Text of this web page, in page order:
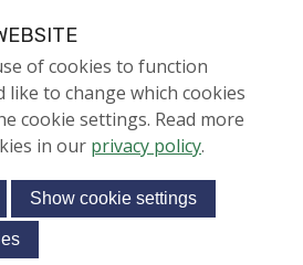
Menu
NIEUWS
NAPNIEUWS
Aanmelden voor de
nieuwsbrief
NIEUWSARCHIEF
of cookies to function
to change which cookies
cookie settings. Read more
in our privacy policy.
Show cookie settings